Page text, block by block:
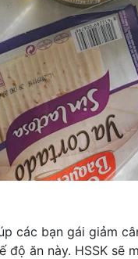
các bạn gái giảm
ăn này. HSSK sẽ